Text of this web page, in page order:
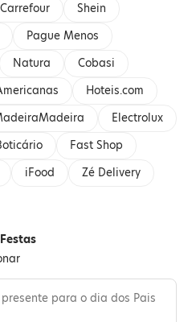
Carrefour
Shein
Pague Menos
Natura
Cobasi
Hoteis.com
Electrolux
Fast Shop
iFood
Zé Delivery
para o dia dos Pais